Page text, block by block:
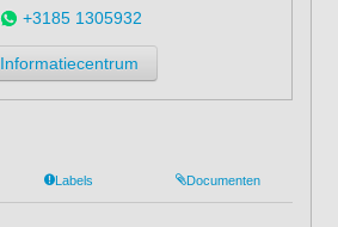
+3185 1305932
Informatiecentrum
Labels Documenten